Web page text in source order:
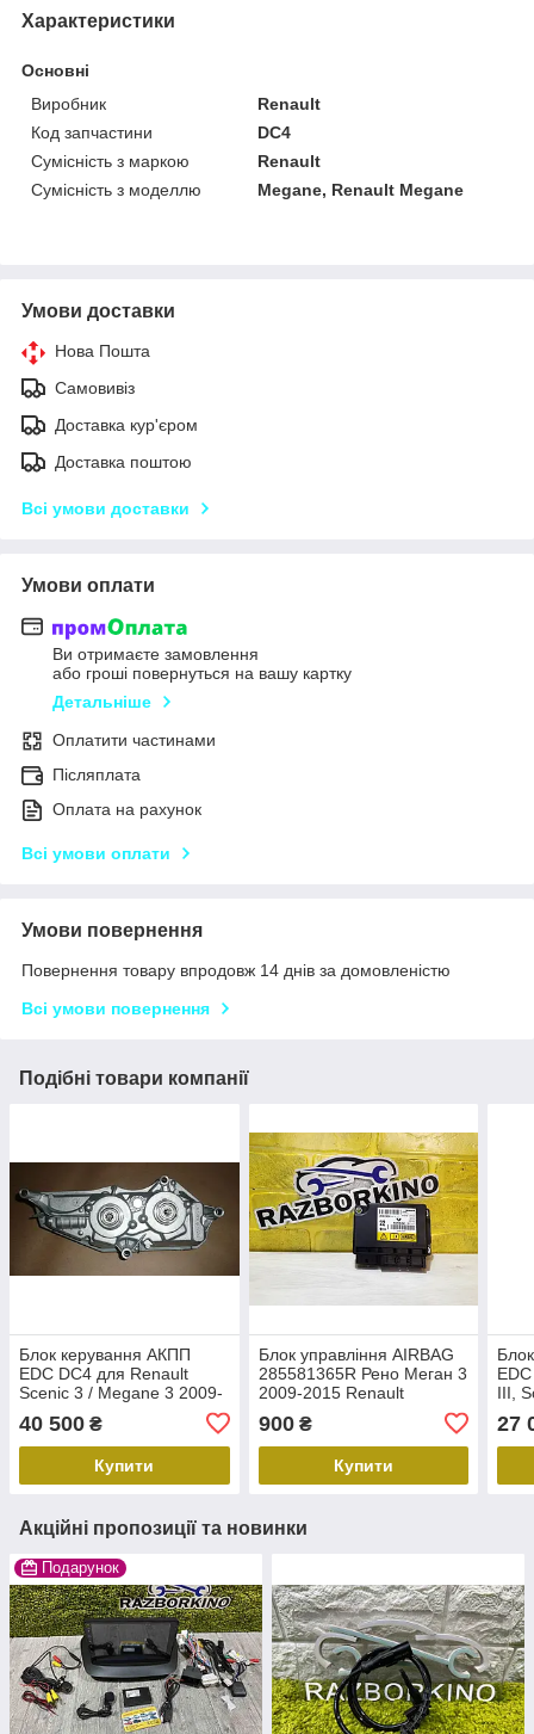
Характеристики
Основні
Виробник
Renault
Код запчастини
DC4
Сумісність з маркою
Renault
Сумісність з моделлю
Megane, Renault Megane
Умови доставки
Нова Пошта
Самовивіз
Доставка кур'єром
Доставка поштою
Всі умови доставки
Умови оплати
Ви отримаєте замовлення
або гроші повернуться на вашу картку
Детальніше
Оплатити частинами
Післяплата
Оплата на рахунок
Всі умови оплати
Умови повернення
Повернення товару впродовж 14 днів за домовленістю
Всі умови повернення
Подібні товари компанії
Блок керування АКПП
EDC DC4 для Renault
Scenic 3 / Megane 3 2009-
2016 — оригінал Renault
40 500 ₴
Купити
Блок управління AIRBAG
285581365R Рено Меган 3
2009-2015 Renault
900₴
Купити
III,
27
Акційні пропозиції та новинки
Подарунок